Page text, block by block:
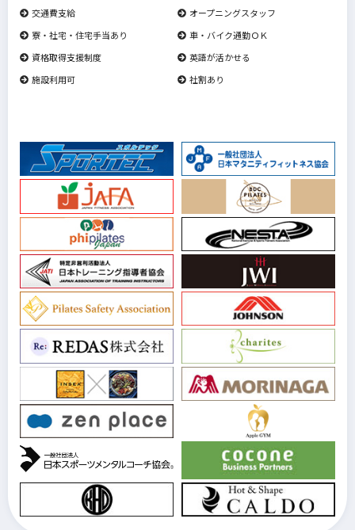
交通費支給
オープニングスタッフ
寮・社宅・住宅手当あり
車・バイク通勤ＯＫ
資格取得支援制度
英語が活かせる
施設利用可
社割あり